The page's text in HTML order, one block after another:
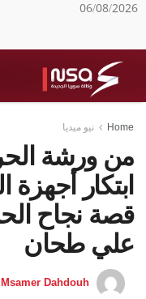
06/08/2026
Home نيو ميديا
من ورشة
ابتكار أجهزة
قصة نجاح
علي طحان
Msamer Dahdouh